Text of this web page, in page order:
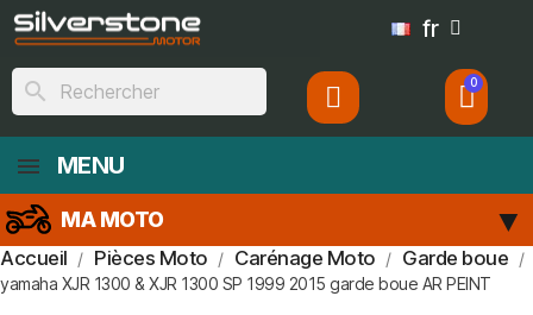
fr
search
MENU
MA MOTO
Accueil Pièces Moto Carénage Moto Garde boue
yamaha XJR 1300 & XJR 1300 SP 1999 2015 garde boue AR PEINT